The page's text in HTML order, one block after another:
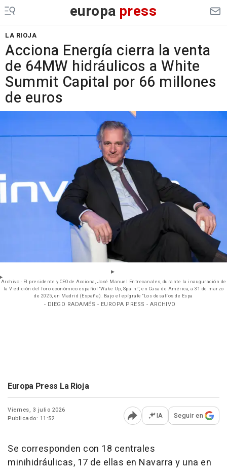
europa press
LA RIOJA
Acciona Energía cierra la venta
de 64MW hidráulicos a White
Summit Capital por 66 millones
de euros
Archivo - El presidente y CEO de Acciona, José Manuel Entrecanales, durante la inauguración de
la V edición del foro económico español ‘Wake Up, Spain!’, en Casa de América, a 31 de marzo
de 2025, en Madrid (España). Bajo el epígrafe "Los desafíos de Espa
- DIEGO RADAMÉS - EUROPA PRESS - ARCHIVO
Europa Press La Rioja
Viernes, 3 julio 2026
Publicado: 11:52
Abrir opciones para
IA Seguir en
Se corresponden con 18 centrales
minihidráulicas, 17 de ellas en Navarra y una en